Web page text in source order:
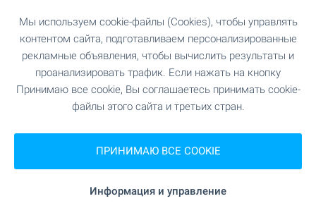
Лучшая недвижимость на
море в Болгарии
Недвижимость на болгарском побережье
Черного моря на протяжении многих лет
неизменно сохраняет свою популярность, как
бюджет, чистые пляжы и великолепная
Мы используем cookie-файлы (Cookies), чтобы управлять
контентом сайта, подготавливаем персонализированные
рекламные объявления, чтобы вычислить результаты и
проанализировать трафик. Если нажать на кнопку
Принимаю все cookie, Вы соглашаетесь принимать cookie-
файлы этого сайта и третьих стран.
ПРИНИМАЮ ВСЕ COOKIE
Информация и управление